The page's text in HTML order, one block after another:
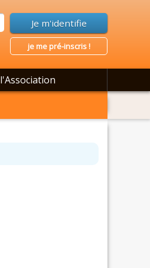
je me pré-inscris !
l'Association